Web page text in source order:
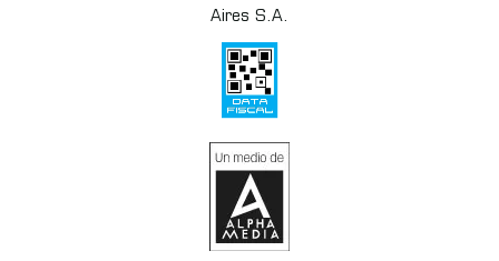
Aires S.A.